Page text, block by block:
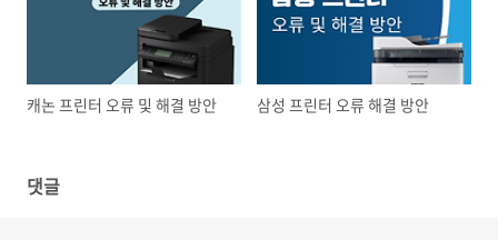
캐논 프린터 오류 및 해결 방안 삼성 프린터 오류 해결 방안
댓글